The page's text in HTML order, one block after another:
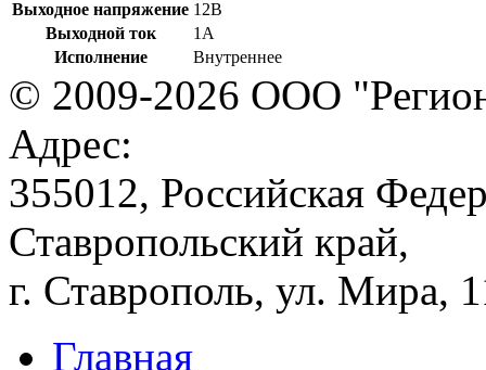
Выходное напряжение 12В
Выходной ток
1А
Исполнение
Внутреннее
© 2009-2026 ООО
Адрес:
355012, Российская
Ставропольский край,
г. Ставрополь, ул. Мира,
Главная